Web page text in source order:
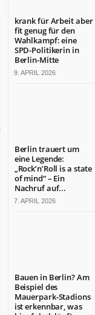
krank für Arbeit aber
fit genug für den
Wahlkampf: eine
SPD-Politikerin in
Berlin-Mitte
9. APRIL 2026
Berlin trauert um
eine Legende:
„Rock’n’Roll is a state
of mind“ – Ein
Nachruf auf...
7. APRIL 2026
Bauen in Berlin? Am
Beispiel des
Mauerpark-Stadions
ist erkennbar, was
hier
eine
nahezu
einzigartige
Berlin
wichtig
ist.
Themen
und
Lebensart.
Es